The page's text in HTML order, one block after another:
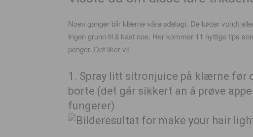
Noen ganger blir klærne våre ødelagt. De lukter vondt
Ingen grunn til å kast noe. Her kommer 11 nyttige tips
penger. Det liker vi!
1. Spray litt sitronjuice på klærne før
borte (det går sikkert an å prøve
fungerer)